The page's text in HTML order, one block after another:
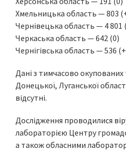
Хмельницька область — 803
Чернівецька область — 4 801
Черкаська область — 642 (0)
Чернігівська область — 536
Дані з тимчасово
Донецької, Луганської
відсутні.
Дослідження проводилися
лабораторією Центру
а також обласними